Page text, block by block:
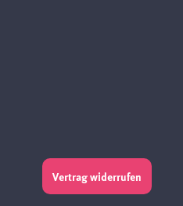
Vertrag widerrufen